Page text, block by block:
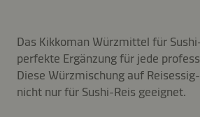
Das Kikkoman Würzmittel für
perfekte Ergänzung für jede
Diese Würzmischung auf
nicht nur für Sushi-Reis geeignet.